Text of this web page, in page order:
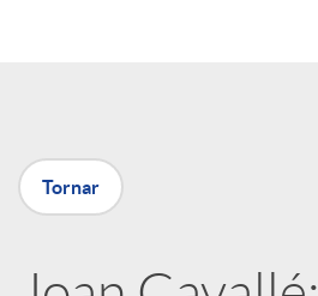
u
t
p
a
Tornar